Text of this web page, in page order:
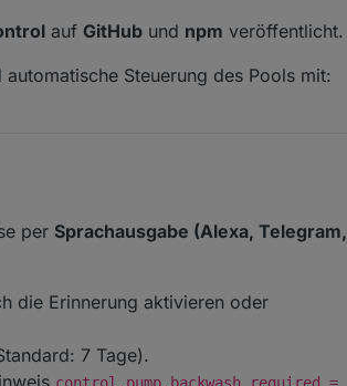
auf GitHub und npm veröffentlicht.
Steuerung des Pools mit:
per Sprachausgabe (Alexa, Telegram,
die Erinnerung aktivieren oder
7 Tage).